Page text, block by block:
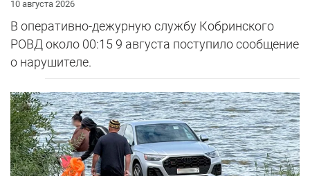
10 августа 2026
В оперативно-дежурную службу Кобринского
РОВД около 00:15 9 августа поступило сообщение
о нарушителе.